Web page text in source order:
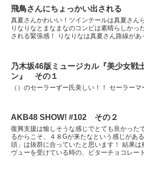
飛鳥さんにちょっかい出される
真夏さんかわいい！ツインテールは真夏さん
りなりなとまなまなのコンビは素晴らしかっ
される緊張感！ りなりなは真夏さん路線があ
乃木坂46版ミュージカル『美少女戦
ン』 その１
（）のセーラーずー氏美しい！！ セーラーマ
AKB48 SHOW! #102 その２
復興支援は愉しそうな感じでとても良かった
るからこそ、４８Gが来たなという感じがあ
頭」は抜群に合っていたと思います！ 結果は
ヴューを受けている時の、ビターチョコレー